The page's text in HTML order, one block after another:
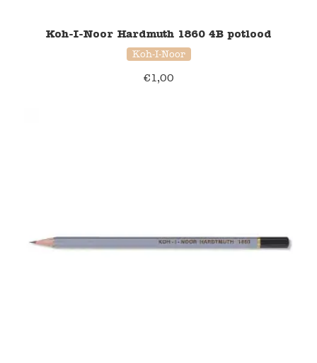
Koh-I-Noor Hardmuth 1860 4B potlood
Koh-I-Noor
€1,00